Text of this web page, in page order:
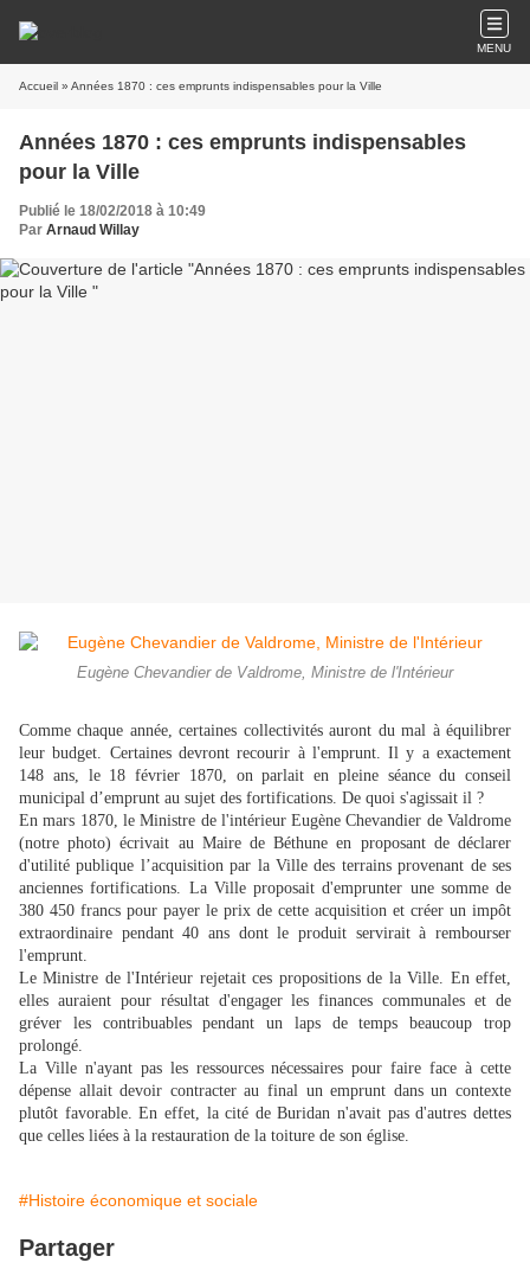
MENU
Accueil » Années 1870 : ces emprunts indispensables pour la Ville
Années 1870 : ces emprunts indispensables
pour la Ville
Publié le 18/02/2018 à 10:49
Par Arnaud Willay
Eugène Chevandier de Valdrome, Ministre de l'Intérieur
Comme chaque année, certaines collectivités auront du mal à équilibrer
leur budget. Certaines devront recourir à l'emprunt. Il y a exactement
148 ans, le 18 février 1870, on parlait en pleine séance du conseil
municipal d’emprunt au sujet des fortifications. De quoi s'agissait il ?
En mars 1870, le Ministre de l'intérieur Eugène Chevandier de Valdrome
(notre photo) écrivait au Maire de Béthune en proposant de déclarer
d'utilité publique l’acquisition par la Ville des terrains provenant de ses
anciennes fortifications. La Ville proposait d'emprunter une somme de
380 450 francs pour payer le prix de cette acquisition et créer un impôt
extraordinaire pendant 40 ans dont le produit servirait à rembourser
l'emprunt.
Le Ministre de l'Intérieur rejetait ces propositions de la Ville. En effet,
elles auraient pour résultat d'engager les finances communales et de
gréver les contribuables pendant un laps de temps beaucoup trop
prolongé.
La Ville n'ayant pas les ressources nécessaires pour faire face à cette
dépense allait devoir contracter au final un emprunt dans un contexte
plutôt favorable. En effet, la cité de Buridan n'avait pas d'autres dettes
que celles liées à la restauration de la toiture de son église.
#Histoire économique et sociale
Partager